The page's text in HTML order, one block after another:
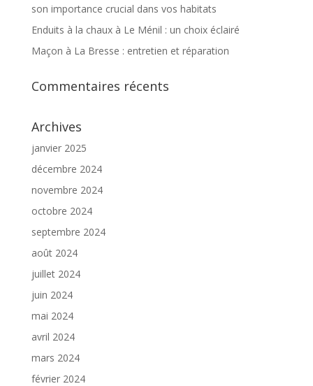
son importance crucial dans vos habitats
Enduits à la chaux à Le Ménil : un choix éclairé
Maçon à La Bresse : entretien et réparation
Commentaires récents
Archives
janvier 2025
décembre 2024
novembre 2024
octobre 2024
septembre 2024
août 2024
juillet 2024
juin 2024
mai 2024
avril 2024
mars 2024
février 2024